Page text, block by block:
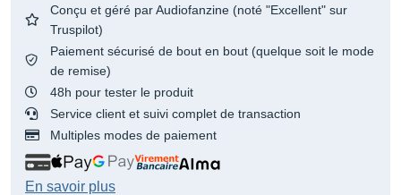
Conçu et géré par Audiofanzine (noté "Excellent" sur
Truspilot)
Paiement sécurisé de bout en bout (quelque soit le mode
de remise)
48h pour tester le produit
Service client et suivi complet de transaction
Multiples modes de paiement
En savoir plus